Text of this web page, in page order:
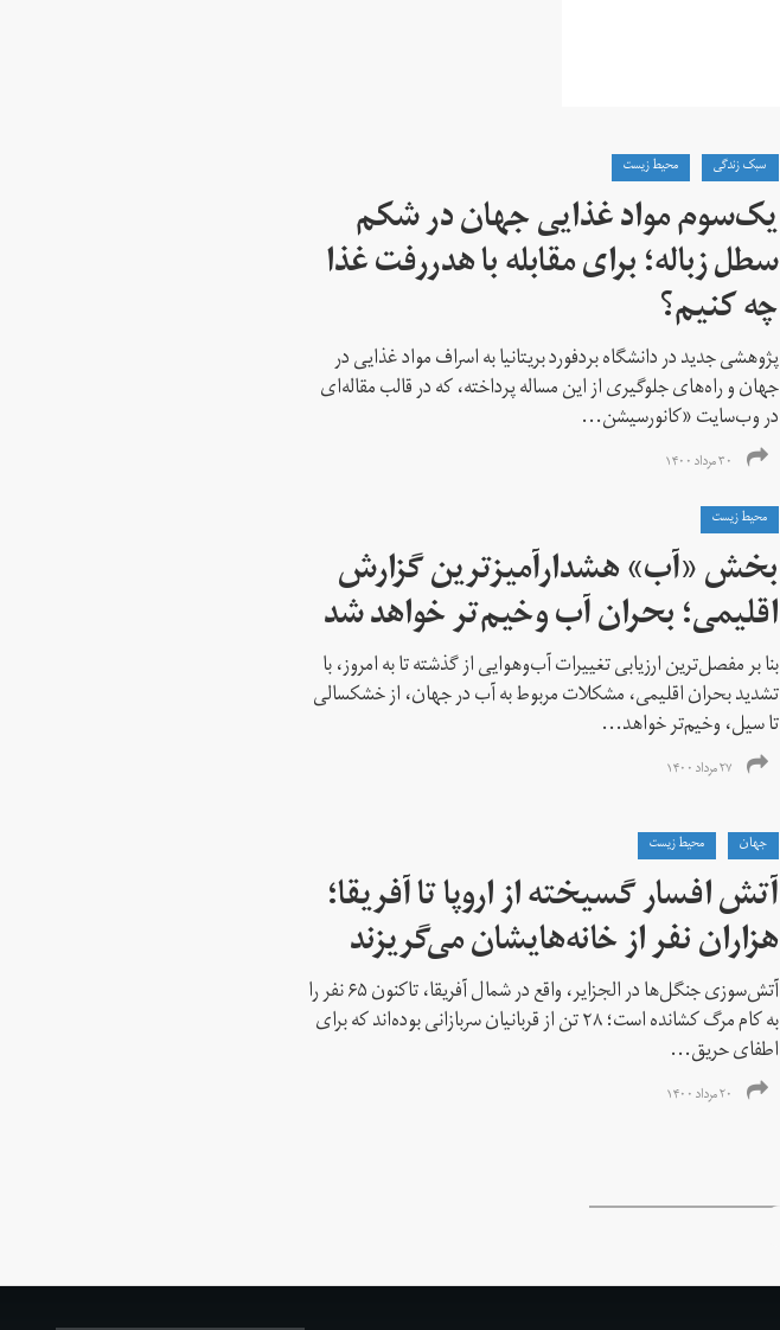
سبک زندگی محیط زیست
یک‌سوم مواد غذایی جهان در شکم
سطل زباله؛ برای مقابله با هدر‌رفت غذا
چه کنیم؟
پژوهشی جدید در دانشگاه بردفورد بریتانیا به اسراف مواد غذایی در
جهان و راه‌های جلوگیری از این مساله پرداخته، که در قالب مقاله‌ای
در وب‌سایت «کانورسیشن...
۳۰ مرداد ۱۴۰۰
محیط زیست
بخش «آب» هشدارآمیزترین گزارش
اقلیمی؛ بحران آب وخیم‌تر خواهد شد
بنا بر مفصل‌ترین ارزیابی تغییرات آب‌وهوایی از گذشته تا به امروز، با
تشدید بحران اقلیمی، مشکلات مربوط به آب در جهان، از خشکسالی
تا سیل، وخیم‌تر خواهد...
۲۷ مرداد ۱۴۰۰
جهان محیط زیست
آتش افسار گسیخته از اروپا تا آفریقا؛
هزاران نفر از خانه‌هایشان می‌گریزند
آتش‌سوزی جنگل‌ها در الجزایر، واقع در شمال آفریقا، تاکنون ۶۵ نفر را
به کام مرگ کشانده است؛ ۲۸ تن از قربانیان سربازانی بوده‌اند که برای
اطفای حریق...
۲۰ مرداد ۱۴۰۰